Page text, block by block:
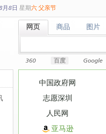
月8日 星期六 父亲节
网页
网页 商品
商品 图片
图片
360 百度 Google
中国政府网
志愿深圳
人民网
亚马逊